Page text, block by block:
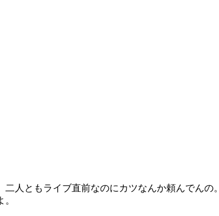
人ともライブ直前なのにカツなんか頼んでんの。